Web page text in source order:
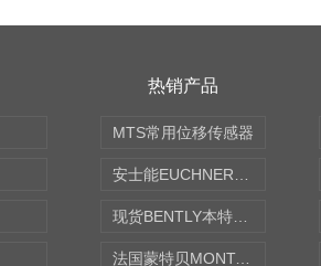
热销产品
MTS常用位移传感器
法国蒙特贝MONTABERT打壳机凿岩机Z92